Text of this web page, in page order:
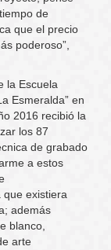
de
que el precio
poderoso”,
la Escuela
Esmeralda” en
2016 recibió la
los 87
de grabado
a estos
existiera
además
blanco,
arte